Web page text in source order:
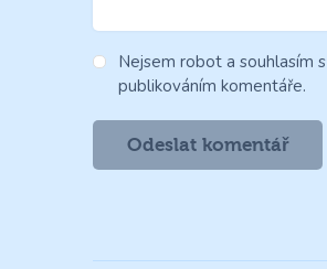
Nejsem robot a souhlasím s
publikováním komentáře.